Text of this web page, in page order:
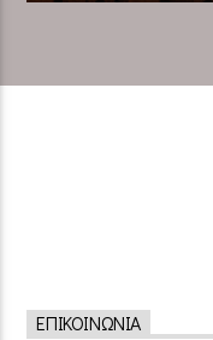
ΕΠΙΚΟΙΝΩΝΊΑ